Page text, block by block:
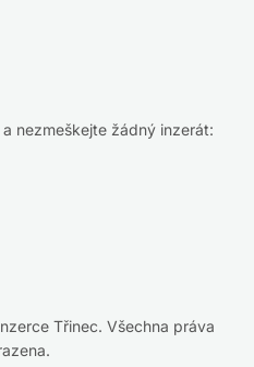
nezmeškejte žádný inzerát:
Třinec. Všechna práva